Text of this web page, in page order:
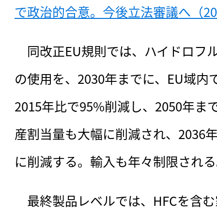
で政治的合意。今後立法審議へ（
同改正EU規則では、 ハイドロフ
の使用を、2030年までに、EU域内
2015年比で95%削減し、2050年ま
産割当量も大幅に削減され、2036
に削減する。輸入も年々制限され
最終製品レベルでは、HFCを含